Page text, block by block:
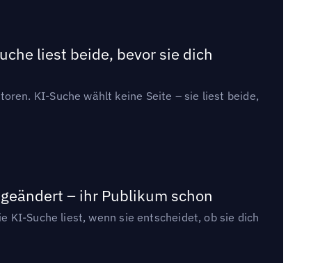
liest beide, bevor sie dich
KI-Suche wählt keine Seite – sie liest beide,
– ihr Publikum schon
KI-Suche liest, wenn sie entscheidet, ob sie dich